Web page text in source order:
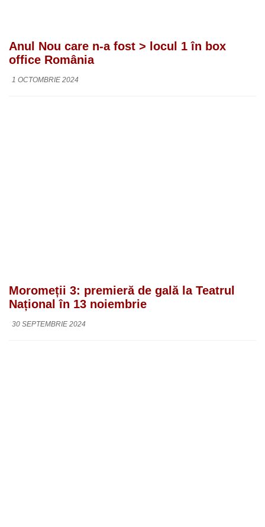
Anul Nou care n-a fost > locul 1 în box
office România
1 OCTOMBRIE 2024
Moromeții 3: premieră de gală la Teatrul
Național în 13 noiembrie
30 SEPTEMBRIE 2024